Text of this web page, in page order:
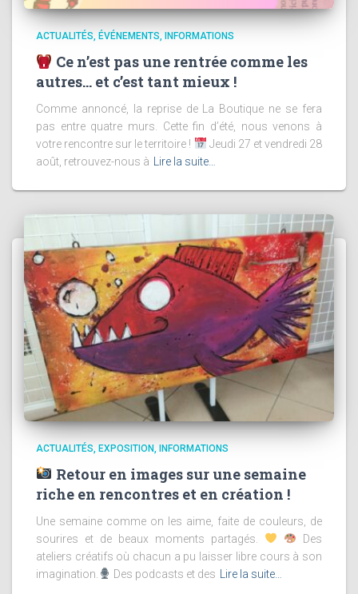
ACTUALITÉS ÉVÉNEMENTS INFORMATIONS
Ce n’est pas une rentrée comme les
autres… et c’est tant mieux !
Comme annoncé, la reprise de La Boutique ne se fera
pas entre quatre murs. Cette fin d’été, nous venons à
votre rencontre sur le territoire !
Jeudi 27 et vendredi 28
août, retrouvez-nous à
Lire la suite…
ACTUALITÉS EXPOSITION INFORMATIONS
Retour en images sur une semaine
riche en rencontres et en création !
Une semaine comme on les aime, faite de couleurs, de
sourires et de beaux moments partagés.
Des
ateliers créatifs où chacun a pu laisser libre cours à son
imagination.
Des podcasts et des Lire la suite…